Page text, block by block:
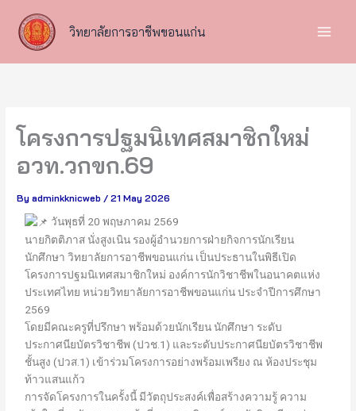
content
วิทยาลัยการอาชีพขอนแก่น
โครงการปฐมนิเทศสมาชิกใหม่
อวท.วกขก.69
Byadminkknicweb /21 May 2026
วันพุธที่ 20 พฤษภาคม 2569
นายกิตติภาส นั่งสูงเนิน รองผู้อำนวยการฝ่ายกิจการนักเรียน
นักศึกษา วิทยาลัยการอาชีพขอนแก่น เป็นประธานในพิธีเปิด
โครงการปฐมนิเทศสมาชิกใหม่ องค์การนักวิชาชีพในอนาคตแห่ง
ประเทศไทย หน่วยวิทยาลัยการอาชีพขอนแก่น ประจำปีการศึกษา
2569
โดยมีคณะครูที่ปรึกษา พร้อมด้วยนักเรียน นักศึกษา ระดับ
ประกาศนียบัตรวิชาชีพ (ปวช.1) และระดับประกาศนียบัตรวิชาชีพ
ชั้นสูง (ปวส.1) เข้าร่วมโครงการอย่างพร้อมเพรียง ณ ห้องประชุม
ท้าวแสนแก้ว
การจัดโครงการในครั้งนี้ มีวัตถุประสงค์เพื่อสร้างความรู้ ความ